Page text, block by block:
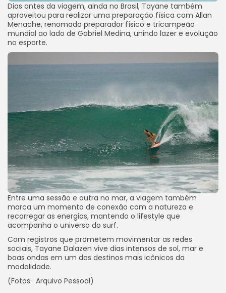
Dias antes da viagem, ainda no Brasil, Tayane também
aproveitou para realizar uma preparação física com Allan
Menache, renomado preparador físico e tricampeão
mundial ao lado de Gabriel Medina, unindo lazer e evolução
no esporte.
Entre uma sessão e outra no mar, a viagem também
marca um momento de conexão com a natureza e
recarregar as energias, mantendo o lifestyle que
acompanha o universo do surf.
Com registros que prometem movimentar as redes
sociais, Tayane Dalazen vive dias intensos de sol, mar e
boas ondas em um dos destinos mais icônicos da
modalidade.
(Fotos : Arquivo Pessoal)